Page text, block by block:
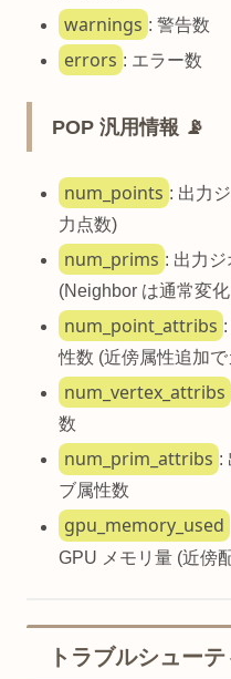
warnings : 警告数
errors : エラー数
POP 汎用情報 📡
num_points : 出力
力点数)
num_prims : 出力
(Neighbor は通常変
num_point_attribs
性数 (近傍属性追加
num_vertex_attribs
数
num_prim_attribs :
ブ属性数
gpu_memory_used
GPU メモリ量 (近傍
トラブルシュー